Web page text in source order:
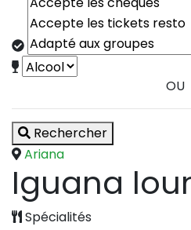
OU
Rechercher
Ariana
Iguana
Spécialités